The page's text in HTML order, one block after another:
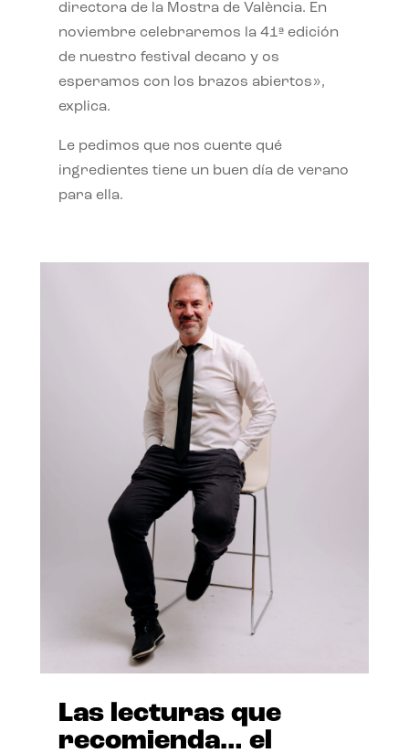
directora de la Mostra de València. En
noviembre celebraremos la 41ª edición
de nuestro festival decano y os
esperamos con los brazos abiertos»,
explica.
Le pedimos que nos cuente qué
ingredientes tiene un buen día de verano
para ella.
Las lecturas que
recomienda… el